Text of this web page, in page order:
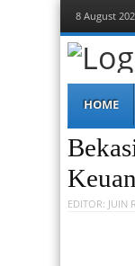
8 August
Mudah
Menu
content
HOME
EDITOR: JUIN